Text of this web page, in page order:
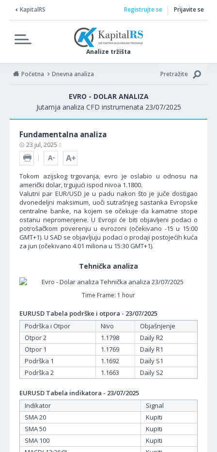
KapitalRS
Analize tržišta
Registrujte se Prijavite se
Početna Dnevna analiza Pretražite
EVRO - DOLAR ANALIZA
Jutarnja analiza CFD instrumenata 23/07/2025
Fundamentalna analiza
23 jul, 2025
Tokom azijskog trgovanja, evro je oslabio u odnosu na
američki dolar, trgujući ispod nivoa 1.1800.
Valutni par EUR/USD je u padu nakon što je juče dostigao
dvonedeljni maksimum, uoči sutrašnjeg sastanka Evropske
centralne banke, na kojem se očekuje da kamatne stope
ostanu nepromenjene. U Evropi će biti objavljeni podaci o
potrošačkom poverenju u evrozoni (očekivano -15 u 15:00
GMT+1). U SAD se objavljuju podaci o prodaji postojećih kuća
za jun (očekivano 4.01 miliona u 15:30 GMT+1).
Tehnička analiza
Time Frame: 1 hour
EURUSD Tabela podrške i otpora - 23/07/2025
Podrška i Otpor
Nivo
Objašnjenje
Otpor 2
1.1798
Daily R2
Otpor 1
1.1769
Daily R1
Podrška 1
1.1692
Daily S1
Podrška 2
1.1663 Daily S2
EURUSD Tabela indikatora - 23/07/2025
Indikator
Signal
SMA 20
Kupiti
SMA 50
Kupiti
SMA 100
Kupiti